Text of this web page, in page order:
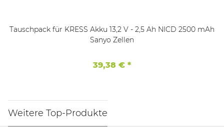
Tauschpack für KRESS Akku 13,2 V - 2,5 Ah NICD 2500 mAh
Sanyo Zellen
39,38 € *
Weitere Top-Produkte